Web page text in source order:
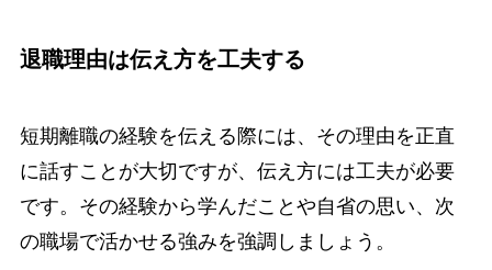
退職理由は伝え方を工夫する
短期離職の経験を伝える際には、その理由を正直
に話すことが大切ですが、伝え方には工夫が必要
です。その経験から学んだことや自省の思い、次
の職場で活かせる強みを強調しましょう。